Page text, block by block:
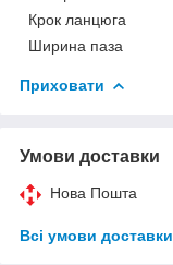
Крок ланцюга
Ширина паза
Приховати
Умови доставки
Нова Пошта
Всі умови доставки